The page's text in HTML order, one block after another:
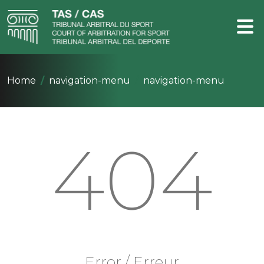
Home navigation-menu navigation-menu
404